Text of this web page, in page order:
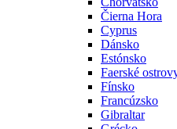
Čierna Hora
Cyprus
Dánsko
Estónsko
Faerské
Fínsko
Francúzsko
Gibraltar